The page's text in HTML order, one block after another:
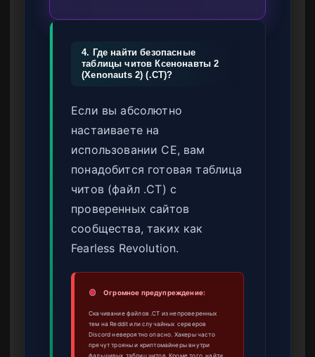
4. Где найти безопасные
таблицы читов Ксенонавты 2
(Xenonauts 2) (.CT)?
Если вы абсолютно
настаиваете на
использовании CE, вам
понадобится готовая таблица
читов (файл .CT) с
проверенных сайтов
сообщества, таких как
Fearless Revolution.
Огромное предупреждение:
Скачивание файлов .CT из непроверенных
тем на Reddit или случайных серверов
Discord невероятно опасно. Хакеры часто
прячут трояны и криптомайнеры внутри